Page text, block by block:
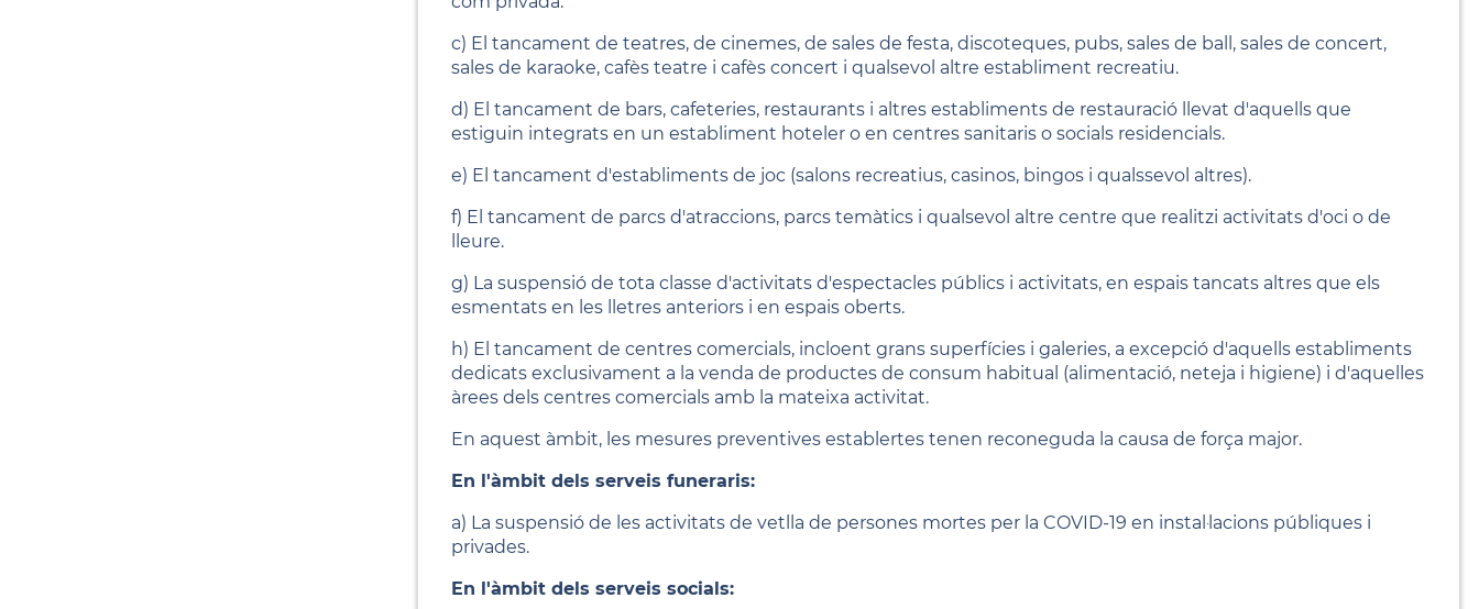
c) El tancament de teatres, de cinemes, de sales de festa, discoteques, pubs, sales de ball, sales de concert,
sales de karaoke, cafès teatre i cafès concert i qualsevol altre establiment recreatiu.
d) El tancament de bars, cafeteries, restaurants i altres establiments de restauració llevat d'aquells que
estiguin integrats en un establiment hoteler o en centres sanitaris o socials residencials.
e) El tancament d'establiments de joc (salons recreatius, casinos, bingos i qualssevol altres).
f) El tancament de parcs d'atraccions, parcs temàtics i qualsevol altre centre que realitzi activitats d'oci o de
lleure.
g) La suspensió de tota classe d'activitats d'espectacles públics i activitats, en espais tancats altres que els
esmentats en les lletres anteriors i en espais oberts.
h) El tancament de centres comercials, incloent grans superfícies i galeries, a excepció d'aquells establiments
dedicats exclusivament a la venda de productes de consum habitual (alimentació, neteja i higiene) i d'aquelles
àrees dels centres comercials amb la mateixa activitat.
En aquest àmbit, les mesures preventives establertes tenen reconeguda la causa de força major.
En l'àmbit dels serveis funeraris:
a) La suspensió de les activitats de vetlla de persones mortes per la COVID-19 en instal·lacions públiques i
privades.
En l'àmbit dels serveis socials: